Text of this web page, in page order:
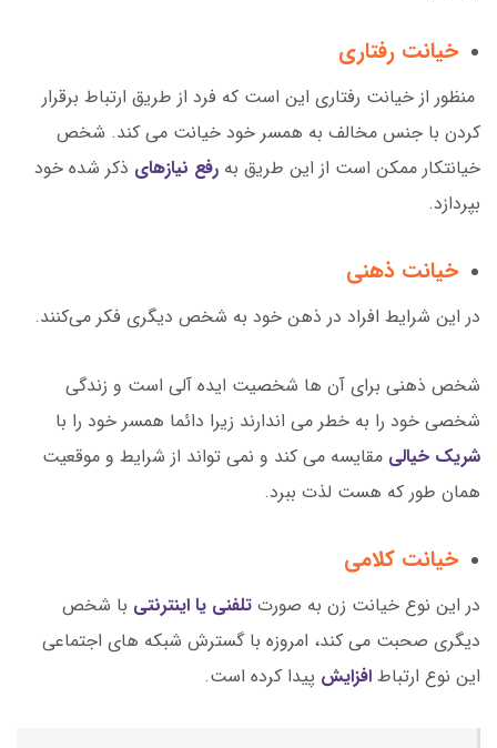
خیانت رفتاری
منظور از خیانت رفتاری این است که فرد از طریق ارتباط برقرار
کردن با جنس مخالف به همسر خود خیانت می کند. شخص
خیانتکار ممکن است از این طریق به رفع نیازهای ذکر شده خود
بپردازد.
خیانت ذهنی
در این شرایط افراد در ذهن خود به شخص دیگری فکر می‌کنند.
شخص ذهنی برای آن ها شخصیت ایده آلی است و زندگی
شخصی خود را به خطر می اندارند زیرا دائما همسر خود را با
شریک خیالی مقایسه می کند و نمی تواند از شرایط و موقعیت
همان طور که هست لذت ببرد.
خیانت کلامی
در این نوع خیانت زن به صورت تلفنی یا اینترنتی با شخص
دیگری صحبت می کند، امروزه با گسترش شبکه های اجتماعی
این نوع ارتباط افزایش پیدا کرده است.